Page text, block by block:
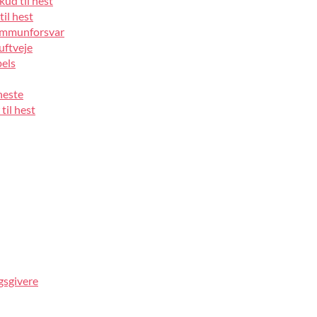
hest
til hest